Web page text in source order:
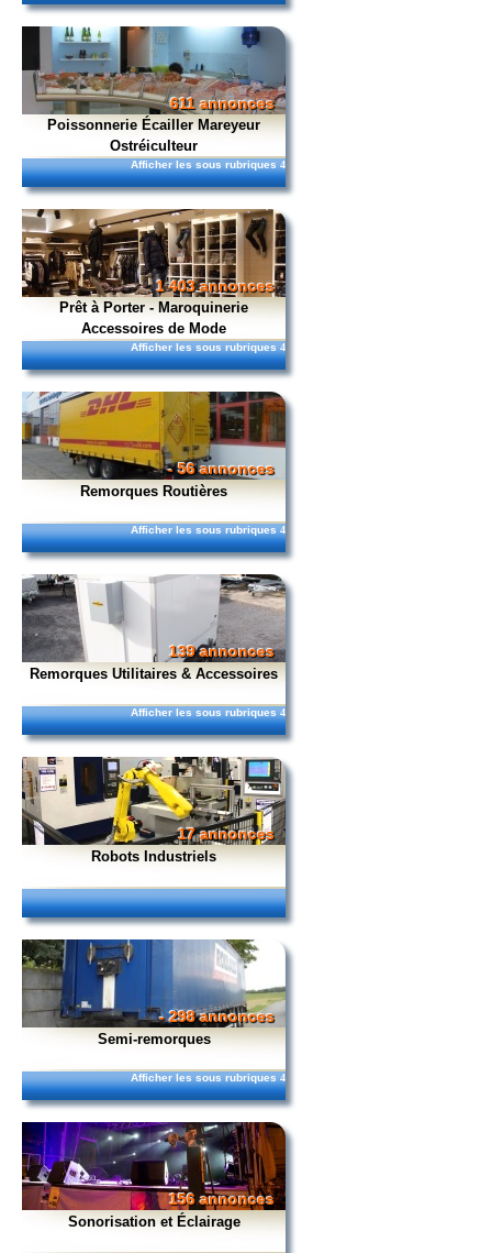
611 annonces
Poissonnerie Écailler Mareyeur
Ostréiculteur
Afficher les sous rubriques 4
1 403 annonces
Prêt à Porter - Maroquinerie
Accessoires de Mode
Afficher les sous rubriques 4
- 56 annonces
Remorques Routières
Afficher les sous rubriques 4
139 annonces
Remorques Utilitaires & Accessoires
Afficher les sous rubriques 4
17 annonces
Robots Industriels
- 298 annonces
Semi-remorques
Afficher les sous rubriques 4
156 annonces
Sonorisation et Éclairage